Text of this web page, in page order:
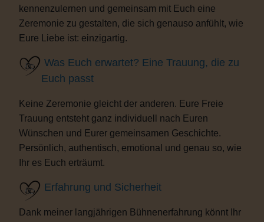
kennenzulernen und gemeinsam mit Euch eine
Zeremonie zu gestalten, die sich genauso anfühlt, wie
Eure Liebe ist: einzigartig.
Was Euch erwartet? Eine Trauung, die zu
Euch passt
Keine Zeremonie gleicht der anderen. Eure Freie
Trauung entsteht ganz individuell nach Euren
Wünschen und Eurer gemeinsamen Geschichte.
Persönlich, authentisch, emotional und genau so, wie
Ihr es Euch erträumt.
Erfahrung und Sicherheit
Dank meiner langjährigen Bühnenerfahrung könnt Ihr